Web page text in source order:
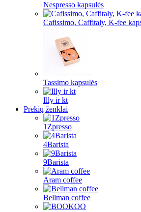
Nespresso kapsulės
Cafissimo, Caffitaly, K-fee
Tassimo kapsulės
Illy ir kt
Prekių ženklai
1Zpresso
4Barista
9Barista
Aram coffee
Bellman coffee